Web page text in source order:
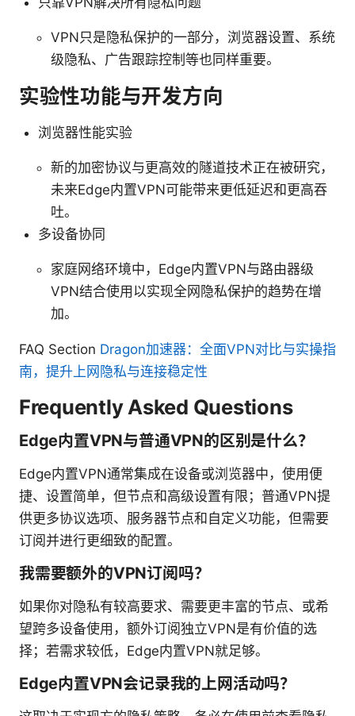
VPN只是隐私保护的一部分，浏览器设置、系统
级隐私、广告跟踪控制等也同样重要。
实验性功能与开发方向
浏览器性能实验
新的加密协议与更高效的隧道技术正在被研究，
未来Edge内置VPN可能带来更低延迟和更高吞
吐。
多设备协同
家庭网络环境中，Edge内置VPN与路由器级
VPN结合使用以实现全网隐私保护的趋势在增
加。
FAQ Section Dragon加速器：全面VPN对比与实操指
南，提升上网隐私与连接稳定性
Frequently Asked Questions
Edge内置VPN与普通VPN的区别是什么？
Edge内置VPN通常集成在设备或浏览器中，使用便
捷、设置简单，但节点和高级设置有限；普通VPN提
供更多协议选项、服务器节点和自定义功能，但需要
订阅并进行更细致的配置。
我需要额外的VPN订阅吗？
如果你对隐私有较高要求、需要更丰富的节点、或希
望跨多设备使用，额外订阅独立VPN是有价值的选
择；若需求较低，Edge内置VPN就足够。
Edge内置VPN会记录我的上网活动吗？